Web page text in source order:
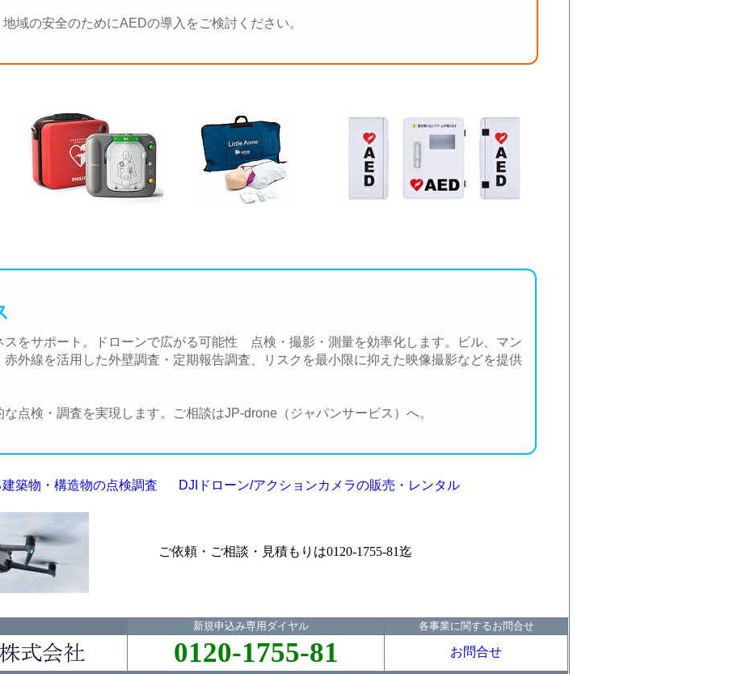
域の安全のためにAEDの導入をご検討ください。
スをサポート。ドローンで広がる可能性 点検・撮影・測量を効率化します。ビル、マン
赤外線を活用した外壁調査・定期報告調査、リスクを最小限に抑えた映像撮影などを提供
な点検・調査を実現します。ご相談はJP-drone（ジャパンサービス）へ。
建築物・構造物の点検調査 DJIドローン/アクションカメラの販売・レンタル
ご依頼・ご相談・見積もりは0120-1755-81迄
新規申込み専用ダイヤル 各事業に関するお問合せ
0120-1755-81 お問合せ